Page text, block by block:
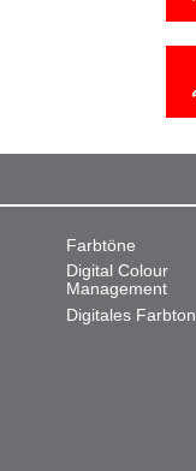
Farbtöne
Digital Colour
Management
Digitales